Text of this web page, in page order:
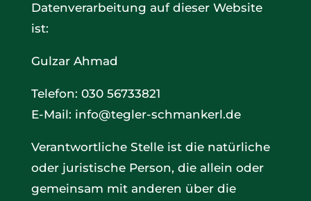
Datenverarbeitung auf dieser Website
ist:
Gulzar Ahmad
Telefon: 030 56733821
E-Mail: info@tegler-schmankerl.de
Verantwortliche Stelle ist die natürliche
oder juristische Person, die allein oder
gemeinsam mit anderen über die